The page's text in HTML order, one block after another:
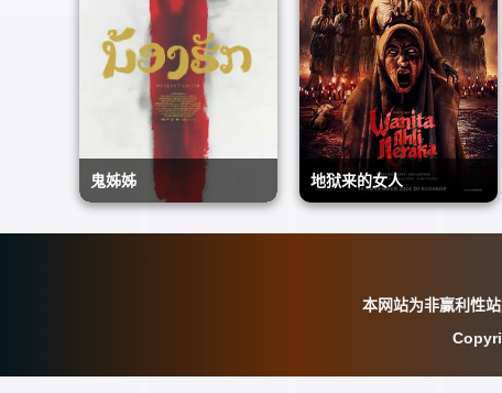
1999/中国香港
2023/中国大陆
鬼姊姊 地狱来的女人地狱来的女人
本网站为非赢利性